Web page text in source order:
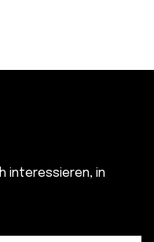
interessieren, in